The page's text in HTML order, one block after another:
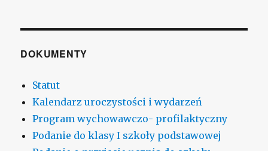
DOKUMENTY
Statut
Kalendarz uroczystości i wydarzeń
Program wychowawczo- profilaktyczny
Podanie do klasy I szkoły podstawowej